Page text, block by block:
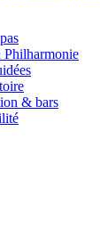
Philharmonie
& bars